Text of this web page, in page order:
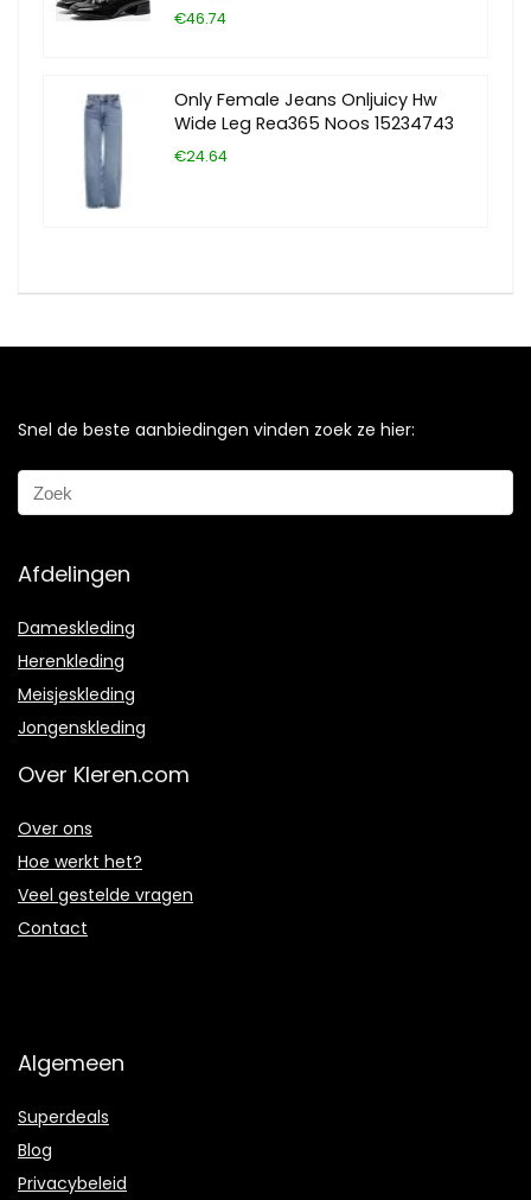
€46.74
Only Female Jeans Onljuicy Hw
Wide Leg Rea365 Noos 15234743
€24.64
Snel de beste aanbiedingen vinden zoek ze hier:
Afdelingen
Dameskleding
Herenkleding
Meisjeskleding
Jongenskleding
Over Kleren.com
Over ons
Hoe werkt het?
Veel gestelde vragen
Contact
Algemeen
Superdeals
Blog
Privacybeleid